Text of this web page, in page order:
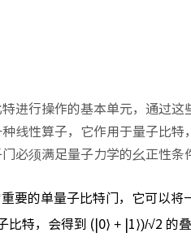
进行操作的基本单元，通过
线性算子，它作用于量子比
必须满足量子力学的幺正性条
要的单量子比特门，它可以
特，会得到 (|0⟩ + |1⟩)/√2 的